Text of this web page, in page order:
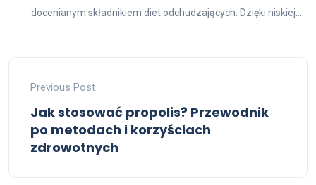
docenianym składnikiem diet odchudzających. Dzięki niskiej...
Previous Post
Jak stosować propolis? Przewodnik
po metodach i korzyściach
zdrowotnych